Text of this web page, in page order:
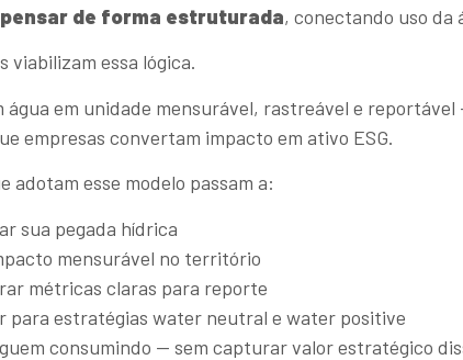
de forma estruturada, conectando uso da
viabilizam essa lógica.
água em unidade mensurável, rastreável e reportável
empresas convertam impacto em ativo ESG.
adotam esse modelo passam a:
sua pegada hídrica
mensurável no território
métricas claras para reporte
para estratégias water neutral e water positive
consumindo — sem capturar valor estratégico